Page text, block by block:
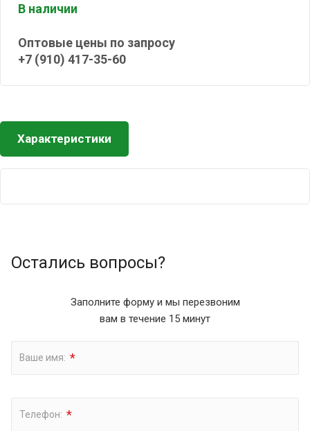
В наличии
Оптовые цены по запросу
+7 (910) 417-35-60
Характеристики
Остались вопросы?
Заполните форму и мы перезвоним
вам в течение 15 минут
Ваше имя: *
Телефон: *